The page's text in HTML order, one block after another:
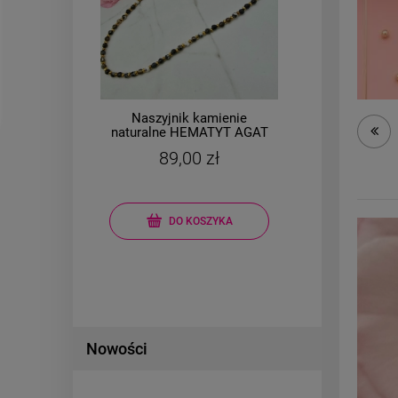
Naszyjnik kamienie
naturalne HEMATYT AGAT
89,00 zł
DO KOSZYKA
Nowości